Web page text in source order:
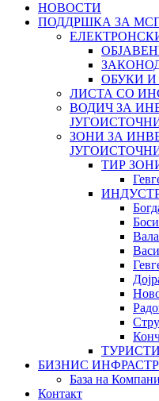
НОВОСТИ
ПОДДРШКА ЗА
ОБУКИ
ЛИСТА СО
ВОДИЧ ЗА
ЗОНИ ЗА
ТИР
БИЗНИС
База на
Контакт